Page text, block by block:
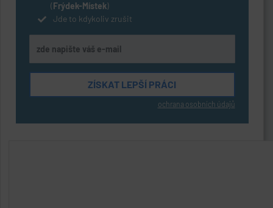
(Frýdek-Místek)
Jde to kdykoliv zrušit
ochrana osobních údajů